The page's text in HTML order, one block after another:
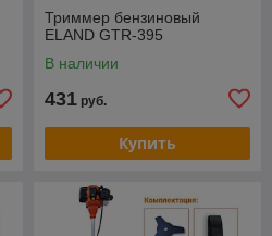
Триммер бензиновый
ELAND GTR-395
В наличии
431 руб.
Купить